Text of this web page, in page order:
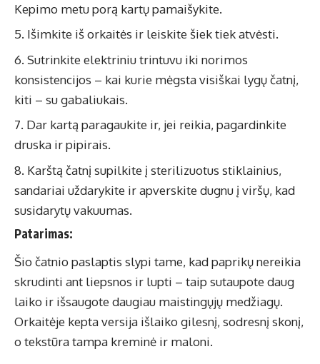
Kepimo metu porą kartų pamaišykite.
Išimkite iš orkaitės ir leiskite šiek tiek atvėsti.
Sutrinkite elektriniu trintuvu iki norimos
konsistencijos – kai kurie mėgsta visiškai lygų čatnį,
kiti – su gabaliukais.
Dar kartą paragaukite ir, jei reikia, pagardinkite
druska ir pipirais.
Karštą čatnį supilkite į sterilizuotus stiklainius,
sandariai uždarykite ir apverskite dugnu į viršų, kad
susidarytų vakuumas.
Patarimas:
Šio čatnio paslaptis slypi tame, kad paprikų nereikia
skrudinti ant liepsnos ir lupti – taip sutaupote daug
laiko ir išsaugote daugiau maistingųjų medžiagų.
Orkaitėje kepta versija išlaiko gilesnį, sodresnį skonį,
o tekstūra tampa kreminė ir maloni.